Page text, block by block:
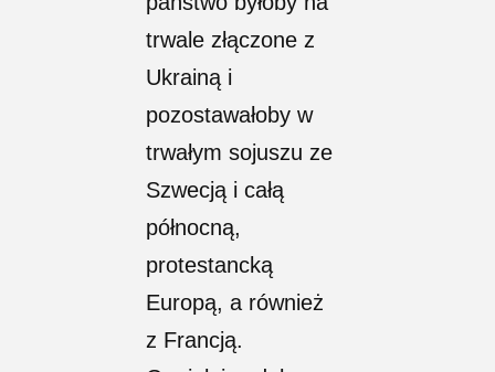
trwale złączone z
Ukrainą i
pozostawałoby w
trwałym sojuszu ze
Szwecją i całą
północną,
protestancką
Europą, a również
z Francją.